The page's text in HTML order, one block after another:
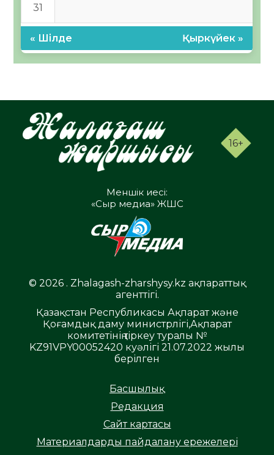
31
« Шілде Қыркүйек »
16+
Меншік иесі:
«Сыр медиа» ЖШС
© 2026 . Zhalagash-zharshysy.kz ақпараттық
агенттігі.
Қазақстан Республикасы Ақпарат және
Қоғамдық даму министрлігі,Ақпарат
комитетінің тіркеу туралы №
KZ91VPY00052420 куәлігі 21.07.2022 жылы
берілген
Басшылық
Редакция
Сайт картасы
Материалдарды пайдалану ережелері